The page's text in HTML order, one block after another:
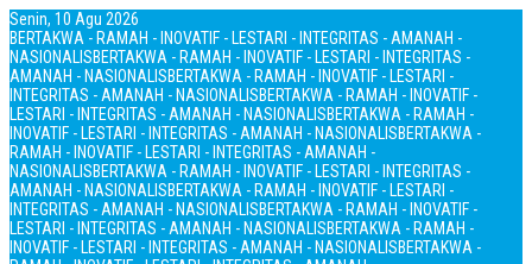
Senin, 10 Agu 2026
BERTAKWA - RAMAH - INOVATIF - LESTARI - INTEGRITAS - AMANAH -
NASIONALISBERTAKWA - RAMAH - INOVATIF - LESTARI - INTEGRITAS -
AMANAH - NASIONALISBERTAKWA - RAMAH - INOVATIF - LESTARI -
INTEGRITAS - AMANAH - NASIONALISBERTAKWA - RAMAH - INOVATIF -
LESTARI - INTEGRITAS - AMANAH - NASIONALISBERTAKWA - RAMAH -
INOVATIF - LESTARI - INTEGRITAS - AMANAH - NASIONALISBERTAKWA -
RAMAH - INOVATIF - LESTARI - INTEGRITAS - AMANAH -
NASIONALISBERTAKWA - RAMAH - INOVATIF - LESTARI - INTEGRITAS -
AMANAH - NASIONALISBERTAKWA - RAMAH - INOVATIF - LESTARI -
INTEGRITAS - AMANAH - NASIONALISBERTAKWA - RAMAH - INOVATIF -
LESTARI - INTEGRITAS - AMANAH - NASIONALISBERTAKWA - RAMAH -
INOVATIF - LESTARI - INTEGRITAS - AMANAH - NASIONALISBERTAKWA -